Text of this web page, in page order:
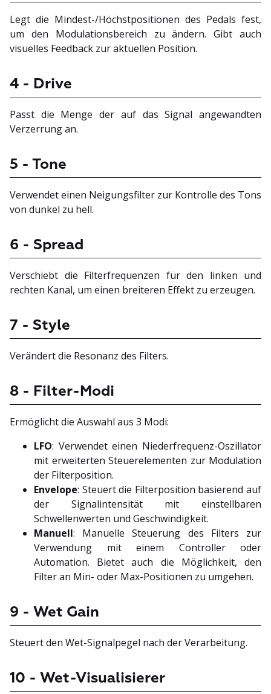
Legt die Mindest-/Höchstpositionen des Pedals fest,
um den Modulationsbereich zu ändern. Gibt auch
visuelles Feedback zur aktuellen Position.
4 - Drive
Passt die Menge der auf das Signal angewandten
Verzerrung an.
5 - Tone
Verwendet einen Neigungsfilter zur Kontrolle des Tons
von dunkel zu hell.
6 - Spread
Verschiebt die Filterfrequenzen für den linken und
rechten Kanal, um einen breiteren Effekt zu erzeugen.
7 - Style
Verändert die Resonanz des Filters.
8 - Filter-Modi
Ermöglicht die Auswahl aus 3 Modi:
LFO: Verwendet einen Niederfrequenz-Oszillator
mit erweiterten Steuerelementen zur Modulation
der Filterposition.
Envelope: Steuert die Filterposition basierend auf
der Signalintensität mit einstellbaren
Schwellenwerten und Geschwindigkeit.
Manuell: Manuelle Steuerung des Filters zur
Verwendung mit einem Controller oder
Automation. Bietet auch die Möglichkeit, den
Filter an Min- oder Max-Positionen zu umgehen.
9 - Wet Gain
Steuert den Wet-Signalpegel nach der Verarbeitung.
10 - Wet-Visualisierer